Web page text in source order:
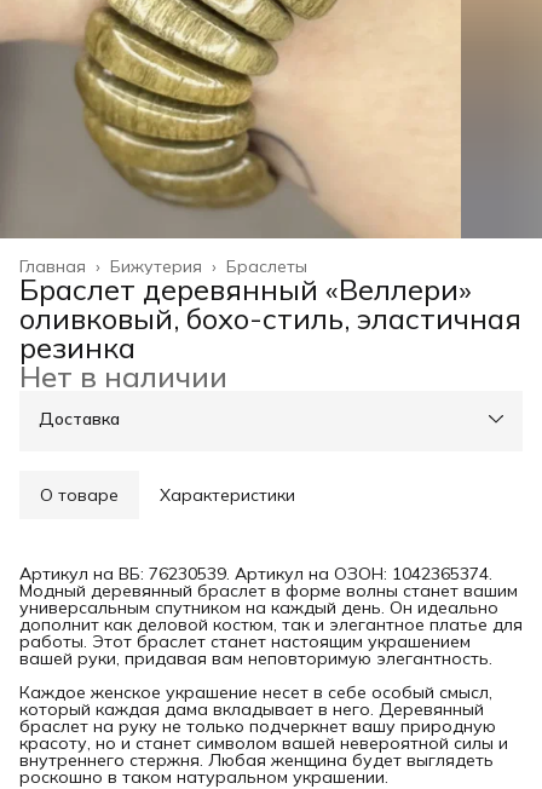
Браслеты
Бижутерия ›
Главная ›
Браслет деревянный «Веллери»
оливковый, бохо-стиль, эластичная
резинка
Нет в наличии
Доставка
О товаре Характеристики
Артикул на ВБ: 76230539. Артикул на ОЗОН: 1042365374.
Модный деревянный браслет в форме волны станет вашим
универсальным спутником на каждый день. Он идеально
дополнит как деловой костюм, так и элегантное платье для
работы. Этот браслет станет настоящим украшением
вашей руки, придавая вам неповторимую элегантность.
Каждое женское украшение несет в себе особый смысл,
который каждая дама вкладывает в него. Деревянный
браслет на руку не только подчеркнет вашу природную
красоту, но и станет символом вашей невероятной силы и
внутреннего стержня. Любая женщина будет выглядеть
роскошно в таком натуральном украшении.